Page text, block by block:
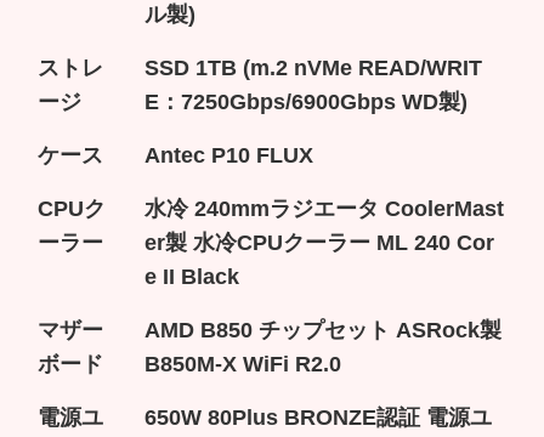
ル製)
ストレ
ージ
SSD 1TB (m.2 nVMe READ/WRIT
E：7250Gbps/6900Gbps WD製)
ケース Antec P10 FLUX
CPUク
ーラー
水冷 240mmラジエータ CoolerMast
er製 水冷CPUクーラー ML 240 Cor
e II Black
マザー
ボード
AMD B850 チップセット ASRock製
B850M-X WiFi R2.0
電源ユ
650W 80Plus BRONZE認証 電源ユ